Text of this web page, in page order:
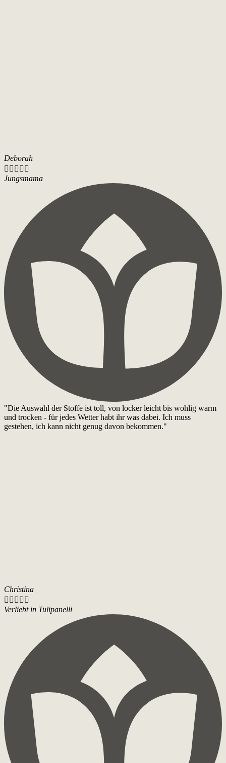
Deborah
    
Jungsmama
"Die Auswahl der Stoffe ist toll, von locker leicht bis wohlig warm
und trocken - für jedes Wetter habt ihr was dabei. Ich muss
gestehen, ich kann nicht genug davon bekommen."
Christina
    
Verliebt in Tulipanelli